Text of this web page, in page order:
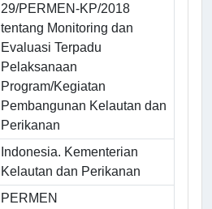
29/PERMEN-KP/2018
tentang Monitoring dan
Evaluasi Terpadu
Pelaksanaan
Program/Kegiatan
Pembangunan Kelautan dan
Perikanan
Indonesia. Kementerian
Kelautan dan Perikanan
PERMEN